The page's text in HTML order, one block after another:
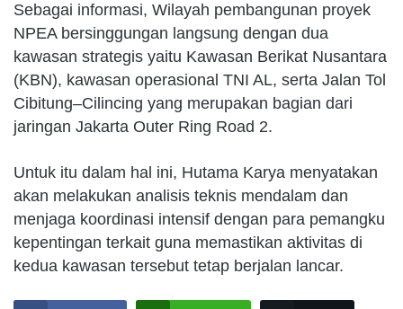
Sebagai informasi, Wilayah pembangunan proyek
NPEA bersinggungan langsung dengan dua
kawasan strategis yaitu Kawasan Berikat Nusantara
(KBN), kawasan operasional TNI AL, serta Jalan Tol
Cibitung–Cilincing yang merupakan bagian dari
jaringan Jakarta Outer Ring Road 2.
Untuk itu dalam hal ini, Hutama Karya menyatakan
akan melakukan analisis teknis mendalam dan
menjaga koordinasi intensif dengan para pemangku
kepentingan terkait guna memastikan aktivitas di
kedua kawasan tersebut tetap berjalan lancar.